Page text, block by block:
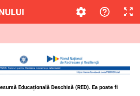
Educațională Deschisă (RED). Ea poate fi